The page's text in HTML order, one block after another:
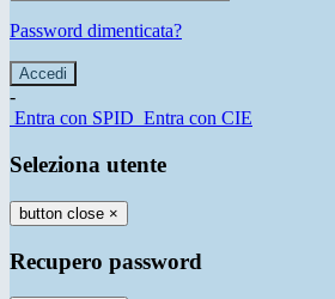
Password dimenticata?
-
Entra con SPID Entra con CIE
Seleziona utente
button close ×
Recupero password